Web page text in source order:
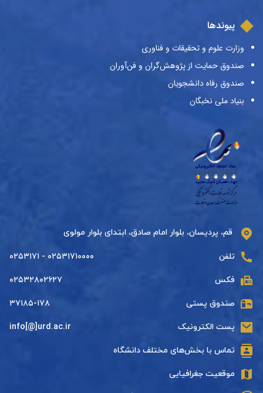
پیوندها
وزارت علوم و تحقیقات و فناوری
صندوق حمایت از پژوهش‌گران و فن‌آوران
صندوق رفاه دانشجویان
بنیاد ملی نخبگان
قم، پردیسان، بلوار امام صادق، ابتدای بلوار مولوی
تلفن ۰۲۵۳۱۷۱۰۰۰۰ - ۰۲۵۳۱۷۱
فکس ۰۲۵۳۲۸۰۲۶۲۷
صندوق پستی ۳۷۱۸۵-۱۷۸
پست الکترونیک info[@]urd.ac.ir
تماس با بخش‌های مختلف دانشگاه
موقعیت جغرافیایی